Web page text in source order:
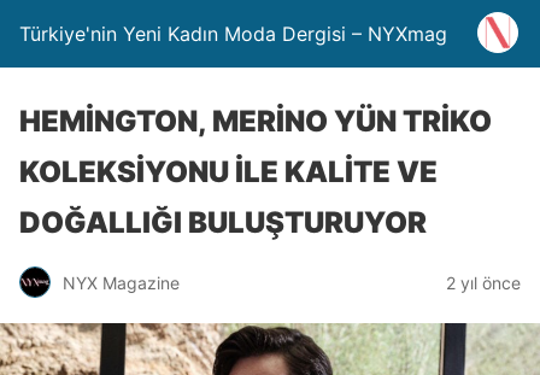
Türkiye'nin Yeni Kadın Moda Dergisi – NYXmag
HEMİNGTON, MERİNO YÜN TRİKO
KOLEKSİYONU İLE KALİTE VE
DOĞALLIĞI BULUŞTURUYOR
NYX Magazine 2 yıl önce